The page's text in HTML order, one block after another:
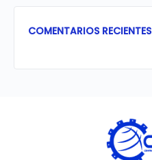
COMENTARIOS RECIENTES